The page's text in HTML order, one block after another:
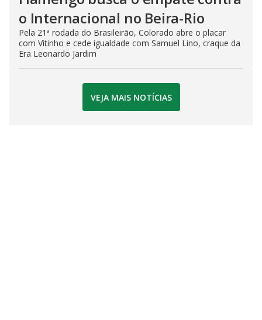
o Internacional no Beira-Rio
Pela 21ª rodada do Brasileirão, Colorado abre o placar
com Vitinho e cede igualdade com Samuel Lino, craque da
Era Leonardo Jardim
VEJA MAIS NOTÍCIAS